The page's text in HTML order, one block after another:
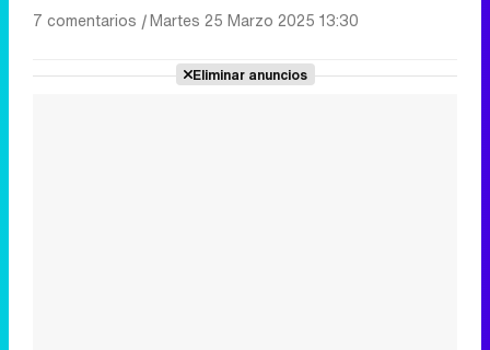
7 comentarios |Martes 25 Marzo 2025 13:30
Eliminar anuncios